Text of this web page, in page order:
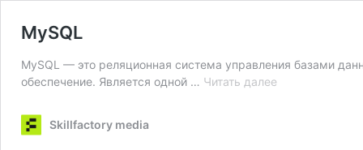
MySQL
MySQL — это реляционная система управления базами
обеспечение. Является одной … Читать далее
Skillfactory media